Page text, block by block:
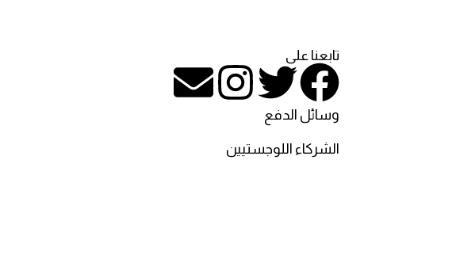
تابعنا على
وسائل الدفع
الشركاء اللوجستيين